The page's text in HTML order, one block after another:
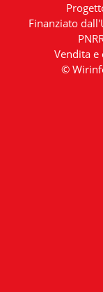
Finanziato
Vendita e
©